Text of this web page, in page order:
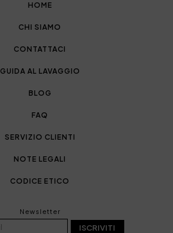
HOME
CHI SIAMO
CONTATTACI
GUIDA AL LAVAGGIO
BLOG
FAQ
SERVIZIO CLIENTI
NOTE LEGALI
CODICE ETICO
Newsletter
ISCRIVITI